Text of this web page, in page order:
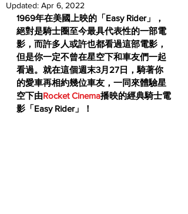
Updated: Apr 6, 2022
1969年在美國上映的「Easy Rider」，
絕對是騎士圈至今最具代表性的一部電
影，而許多人或許也都看過這部電影，
但是你一定不曾在星空下和車友們一起
看過。就在這個週末3月27日，騎著你
的愛車再相約幾位車友，一同來體驗星
空下由Rocket Cinema播映的經典騎士電
影「Easy Rider」！